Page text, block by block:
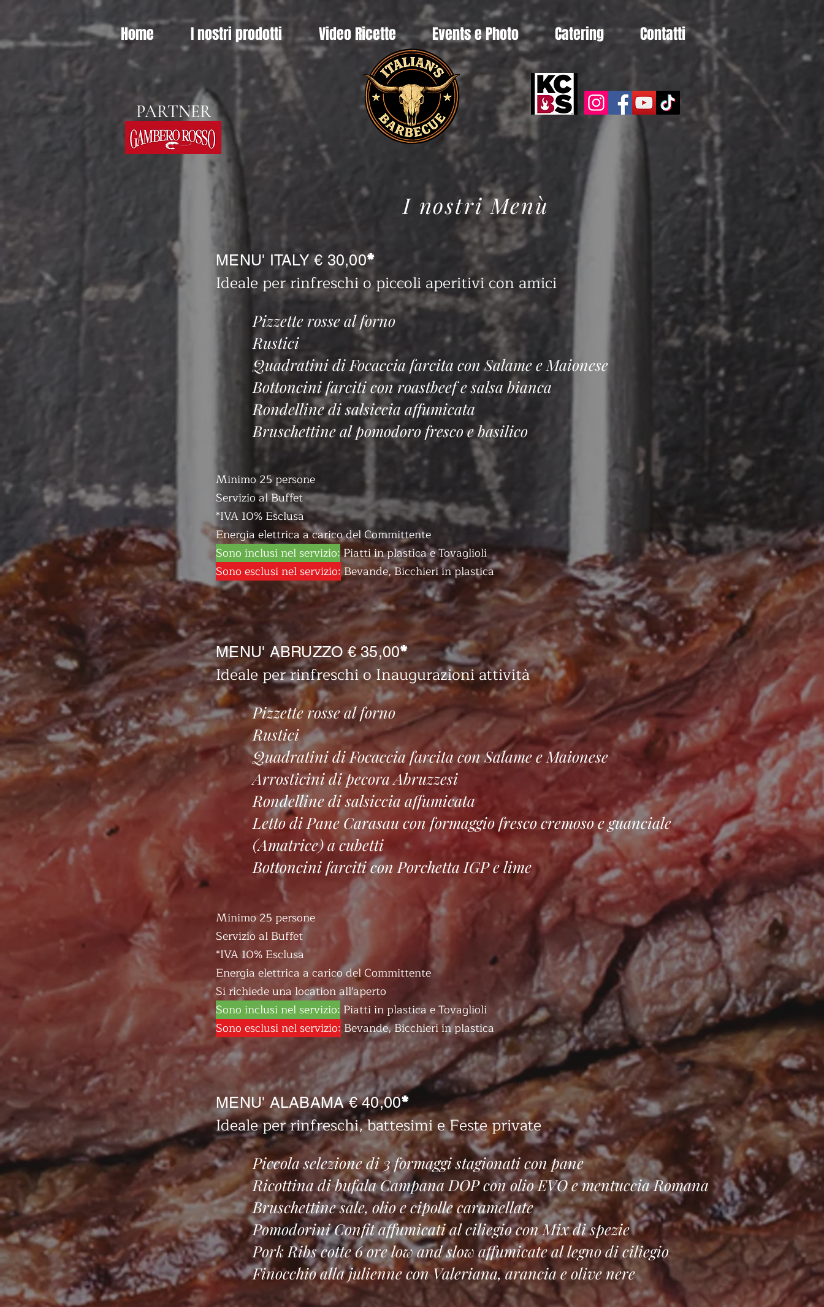
Home I nostri prodotti Video Ricette Events e Photo Catering Contatti
PARTNER
I nostri Menù
MENU' ITALY € 30,00*
Ideale per rinfreschi o piccoli aperitivi con amici
Pizzette rosse al forno
Rustici
Quadratini di Focaccia farcita con Salame e Maionese
Bottoncini farciti con roastbeef e salsa bianca
Rondelline di salsiccia affumicata
Bruschettine al pomodoro fresco e basilico
Minimo 25 persone
Servizio al Buffet
*IVA 10% Esclusa
Energia elettrica a carico del Committente
Sono inclusi nel servizio:Piatti in plastica e Tovaglioli
Sono esclusi nel servizio:Bevande, Bicchieri in plastica
MENU' ABRUZZO € 35,00*
Ideale per rinfreschi o Inaugurazioni attività
Pizzette rosse al forno
Rustici
Quadratini di Focaccia farcita con Salame e Maionese
Arrosticini di pecora Abruzzesi
Rondelline di salsiccia affumicata
Letto di Pane Carasau con formaggio fresco cremoso e guanciale
(Amatrice) a cubetti
Bottoncini farciti con Porchetta IGP e lime
Minimo 25 persone
Servizio al Buffet
*IVA 10% Esclusa
Energia elettrica a carico del Committente
Si richiede una location all'aperto
Sono inclusi nel servizio: Piatti in plastica e Tovaglioli
Sono esclusi nel servizio: Bevande, Bicchieri in plastica
MENU' ALABAMA € 40,00*
Ideale per rinfreschi, battesimi e Feste private
Piccola selezione di 3 formaggi stagionati con pane
Ricottina di bufala Campana DOP con olio EVO e mentuccia Romana
Bruschettine sale, olio e cipolle caramellate
Pomodorini Confit affumicati al ciliegio con Mix di spezie
Pork Ribs cotte6 ore low and slow affumicate al legno di ciliegio
Finocchio alla julienne con Valeriana, arancia e olive nere